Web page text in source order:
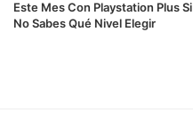
Este Mes Con Playstation Plus Si
No Sabes Qué Nivel Elegir